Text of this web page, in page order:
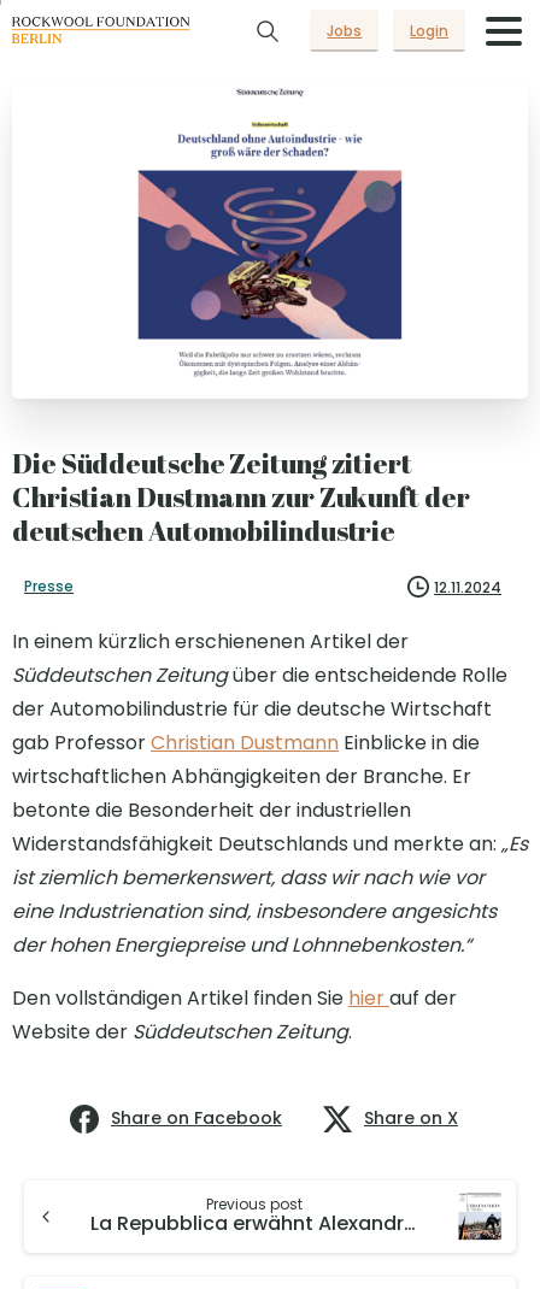
Jobs Login
Die Süddeutsche Zeitung zitiert
Christian Dustmann zur Zukunft der
deutschen Automobilindustrie
Presse 12.11.2024
In einem kürzlich erschienenen Artikel der
Süddeutschen Zeitungüber die entscheidende Rolle
der Automobilindustrie für die deutsche Wirtschaft
gab ProfessorChristian Dustmann Einblicke in die
wirtschaftlichen Abhängigkeiten der Branche. Er
betonte die Besonderheit der industriellen
Widerstandsfähigkeit Deutschlands und merkte an: „Es
ist ziemlich bemerkenswert, dass wir nach wie vor
eine Industrienation sind, insbesondere angesichts
der hohen Energiepreise und Lohnnebenkosten.“
Den vollständigen Artikel finden Sie hierauf der
Website der Süddeutschen Zeitung.
Share on Facebook Share on X
Previous post
La Repubblica erwähnt Alexandra Spitz-Oener in einem Artikel über die Berliner Mauer